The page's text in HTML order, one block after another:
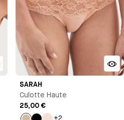
SARAH
Culotte Haute
25,00 €
+2